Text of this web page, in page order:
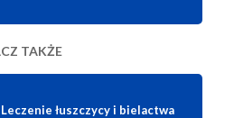
TAKŻE
Leczenie łuszczycy i bielactwa